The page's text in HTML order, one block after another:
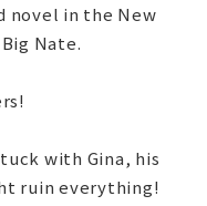
novel in the New
Nate.
with Gina, his
ruin everything!